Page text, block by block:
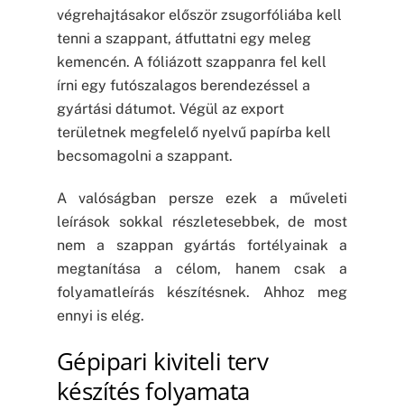
végrehajtásakor először zsugorfóliába kell
tenni a szappant, átfuttatni egy meleg
kemencén. A fóliázott szappanra fel kell
írni egy futószalagos berendezéssel a
gyártási dátumot. Végül az export
területnek megfelelő nyelvű papírba kell
becsomagolni a szappant.
A valóságban persze ezek a műveleti
leírások sokkal részletesebbek, de most
nem a szappan gyártás fortélyainak a
megtanítása a célom, hanem csak a
folyamatleírás készítésnek. Ahhoz meg
ennyi is elég.
Gépipari kiviteli terv
készítés folyamata